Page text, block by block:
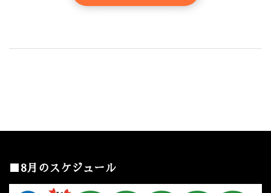
■8月のスケジュール